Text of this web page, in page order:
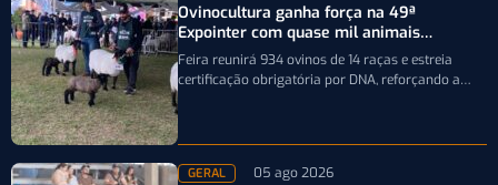
Ovinocultura ganha força na 49ª
Expointer com quase mil animais
inscritos
Feira reunirá 934 ovinos de 14 raças e estreia
certificação obrigatória por DNA, reforçando a
GERAL 05 ago 2026